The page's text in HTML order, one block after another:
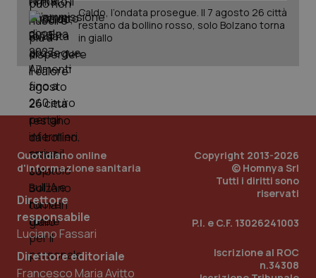
Caldo, l’ondata prosegue. Il 7 agosto 26 città
restano da bollino rosso, solo Bolzano torna
in giallo
Quotidiano online
d'informazione sanitaria
Direttore
responsabile
Luciano Fassari
Direttore editoriale
Francesco Maria Avitto
Copyright 2013-2026
© Homnya Srl
Tutti i diritti sono
riservati
P.I. e C.F. 13026241003
Iscrizione al ROC
n.34308
PHPSESSID